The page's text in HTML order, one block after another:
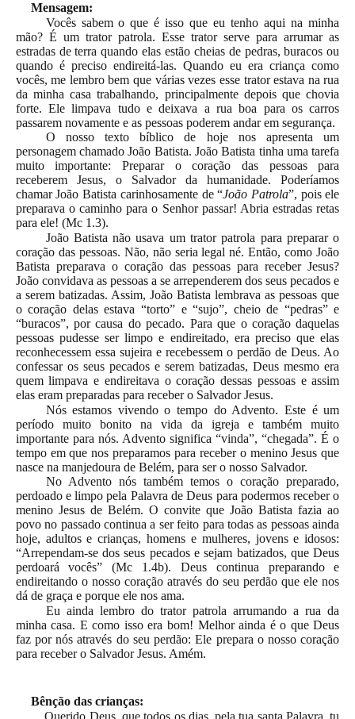
Mensagem:
Vocês sabem o que é isso que eu tenho aqui na minha
mão? É um trator patrola. Esse trator serve para arrumar as
estradas de terra quando elas estão cheias de pedras, buracos ou
quando é preciso endireitá-las. Quando eu era criança como
vocês, me lembro bem que várias vezes esse trator estava na rua
da minha casa trabalhando, principalmente depois que chovia
forte. Ele limpava tudo e deixava a rua boa para os carros
passarem novamente e as pessoas poderem andar em segurança.
O nosso texto bíblico de hoje nos apresenta um
personagem chamado João Batista. João Batista tinha uma tarefa
muito importante: Preparar o coração das pessoas para
receberem Jesus, o Salvador da humanidade. Poderíamos
chamar João Batista carinhosamente de “João Patrola”, pois ele
preparava o caminho para o Senhor passar! Abria estradas retas
para ele! (Mc 1.3).
João Batista não usava um trator patrola para preparar o
coração das pessoas. Não, não seria legal né. Então, como João
Batista preparava o coração das pessoas para receber Jesus?
João convidava as pessoas a se arrependerem dos seus pecados e
a serem batizadas. Assim, João Batista lembrava as pessoas que
o coração delas estava “torto” e “sujo”, cheio de “pedras” e
“buracos”, por causa do pecado. Para que o coração daquelas
pessoas pudesse ser limpo e endireitado, era preciso que elas
reconhecessem essa sujeira e recebessem o perdão de Deus. Ao
confessar os seus pecados e serem batizadas, Deus mesmo era
quem limpava e endireitava o coração dessas pessoas e assim
elas eram preparadas para receber o Salvador Jesus.
Nós estamos vivendo o tempo do Advento. Este é um
período muito bonito na vida da igreja e também muito
importante para nós. Advento significa “vinda”, “chegada”. É o
tempo em que nos preparamos para receber o menino Jesus que
nasce na manjedoura de Belém, para ser o nosso Salvador.
No Advento nós também temos o coração preparado,
perdoado e limpo pela Palavra de Deus para podermos receber o
menino Jesus de Belém. O convite que João Batista fazia ao
povo no passado continua a ser feito para todas as pessoas ainda
hoje, adultos e crianças, homens e mulheres, jovens e idosos:
“Arrependam-se dos seus pecados e sejam batizados, que Deus
perdoará vocês” (Mc 1.4b). Deus continua preparando e
endireitando o nosso coração através do seu perdão que ele nos
dá de graça e porque ele nos ama.
Eu ainda lembro do trator patrola arrumando a rua da
minha casa. E como isso era bom! Melhor ainda é o que Deus
faz por nós através do seu perdão: Ele prepara o nosso coração
para receber o Salvador Jesus. Amém.
Bênção das crianças:
Querido Deus, que todos os dias, pela tua santa Palavra, tu